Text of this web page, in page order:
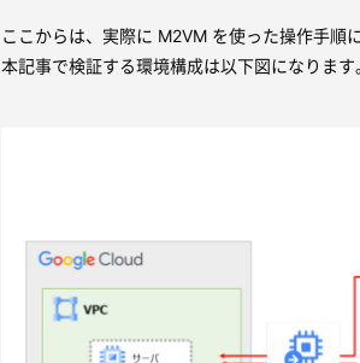
ここからは、実際に M2VM を使った操作手順
本記事で検証する環境構成は以下図になります